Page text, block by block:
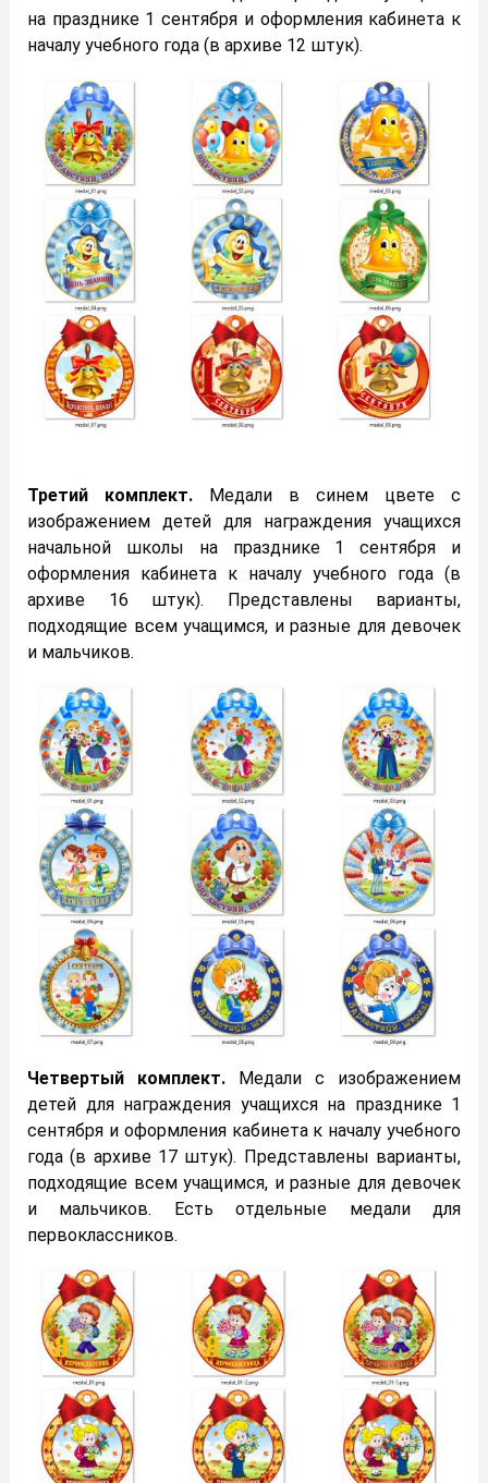
на празднике 1 сентября и оформления кабинета к
началу учебного года (в архиве 12 штук).
Третий комплект.
Медали в синем цвете с
изображением детей для награждения учащихся
начальной школы на празднике 1 сентября и
оформления кабинета к началу учебного года (в
архиве 16 штук). Представлены варианты,
подходящие всем учащимся, и разные для девочек
и мальчиков.
Четвертый комплект. Медали с изображением
детей для награждения учащихся на празднике 1
сентября и оформления кабинета к началу учебного
года (в архиве 17 штук). Представлены варианты,
подходящие всем учащимся, и разные для девочек
и мальчиков. Есть отдельные медали для
первоклассников.